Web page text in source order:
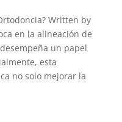
Written by
en la alineación de
un papel
esta
no solo mejorar la